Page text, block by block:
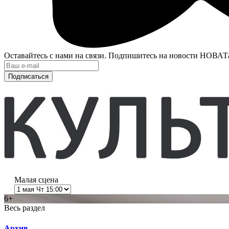
Оставайтесь с нами на связи. Подпишитесь на новости
Подписаться
Малая сцена
6+
Весь раздел